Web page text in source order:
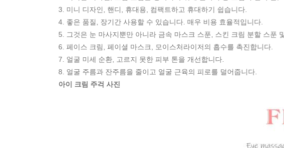
3. 미니 디자인, 핸디, 휴대용, 컴팩트하고 휴대하기 쉽습니다.
4. 좋은 품질, 장기간 사용할 수 있습니다. 매우 비용 효율적입니다.
5. 그것은 눈 마사지뿐만 아니라 금속 마스크 스푼, 스킨 크림 분할 스푼
6. 페이스 크림, 페이셜 마스크, 모이스처라이저의 흡수를 촉진합니다.
7. 얼굴 미세 순환, 고르지 못한 피부 톤을 개선합니다.
8. 얼굴 주름과 잔주름을 줄이고 얼굴 근육의 피로를 덜어줍니다.
아이 크림 주걱 사진